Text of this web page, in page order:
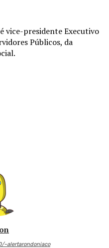
vice-presidente Executivo
Públicos, da
~alertarondoniaco